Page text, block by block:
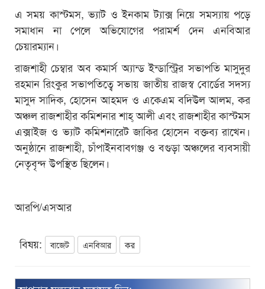
এ সময় কাস্টমস, ভ্যাট ও ইনকাম ট্যাক্স নিয়ে সমস্যায় পড়ে
সমাধান না পেলে অভিযোগের পরামর্শ দেন এনবিআর
চেয়ারম্যান।
রাজশাহী চেম্বার অব কমার্স অ্যান্ড ইন্ডাস্ট্রির সভাপতি মাসুদুর
রহমান রিংকুর সভাপতিত্বে সভায় জাতীয় রাজস্ব বোর্ডের সদস্য
মাসুদ সাদিক, হোসেন আহমদ ও একেএম বদিউল আলম, কর
অঞ্চল রাজশাহীর কমিশনার শাহ্ আলী এবং রাজশাহীর কাস্টমস
এক্সাইজ ও ভ্যাট কমিশনারেট জাকির হোসেন বক্তব্য রাখেন।
অনুষ্ঠানে রাজশাহী, চাঁপাইনবাবগঞ্জ ও বগুড়া অঞ্চলের ব্যবসায়ী
নেতৃবৃন্দ উপস্থিত ছিলেন।
আরপি/এসআর
বিষয়: বাজেট এনবিআর কর